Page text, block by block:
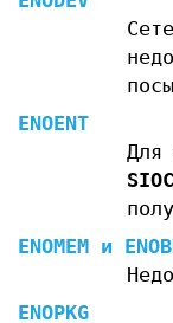
ENOENT
Для
ENOMEM и
ENOPKG